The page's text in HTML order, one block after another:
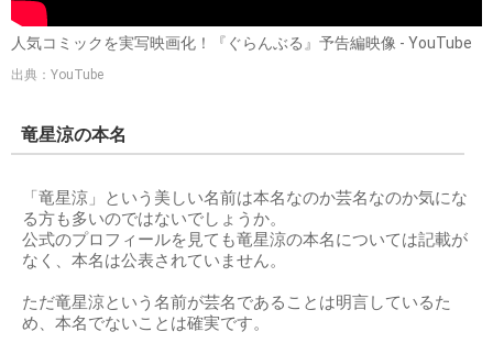
人気コミックを実写映画化！『ぐらんぶる』予告編映像 - YouTube
出典：YouTube
竜星涼の本名
「竜星涼」という美しい名前は本名なのか芸名なのか気にな
る方も多いのではないでしょうか。
公式のプロフィールを見ても竜星涼の本名については記載が
なく、本名は公表されていません。
ただ竜星涼という名前が芸名であることは明言しているた
め、本名でないことは確実です。